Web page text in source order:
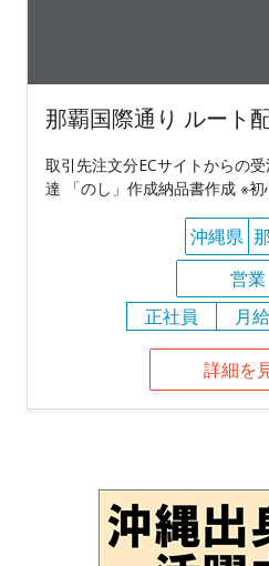
那覇国際通り ルート
取引先注文分ECサイトからの
達 「のし」作成納品書作成 ※
沖縄県
営業
正社員
月
詳細を